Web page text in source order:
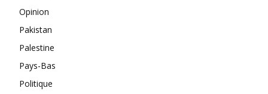
Opinion
Pakistan
Palestine
Pays-Bas
Politique